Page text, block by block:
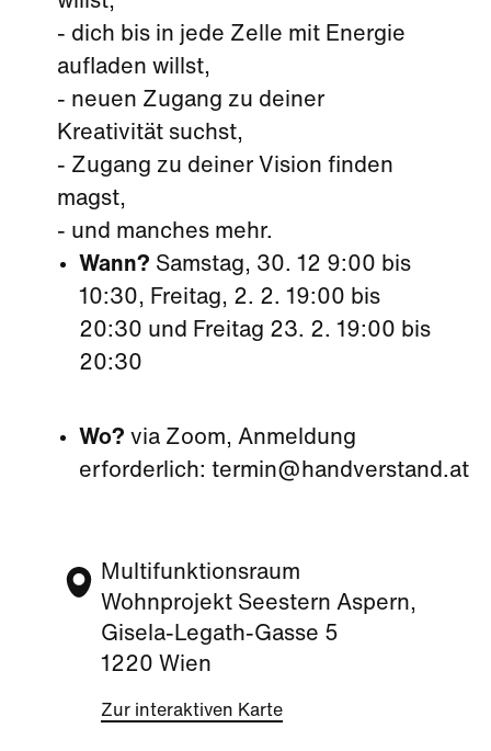
Multifunktionsraum
Wohnprojekt Seestern Aspern,
Gisela-Legath-Gasse 5
1220 Wien
Zur interaktiven Karte
- dich bis in jede Zelle mit Energie
aufladen willst,
- neuen Zugang zu deiner
Kreativität suchst,
- Zugang zu deiner Vision finden
magst,
- und manches mehr.
Wann? Samstag, 30. 12 9:00 bis
10:30, Freitag, 2. 2. 19:00 bis
20:30 und Freitag 23. 2. 19:00 bis
20:30
Wo? via Zoom, Anmeldung
erforderlich: termin@handverstand.at